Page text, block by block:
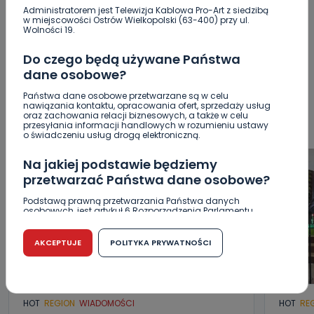
Administratorem jest Telewizja Kablowa Pro-Art z siedzibą
w miejscowości Ostrów Wielkopolski (63-400) przy ul.
Wolności 19.
Do czego będą używane Państwa
dane osobowe?
Państwa dane osobowe przetwarzane są w celu
nawiązania kontaktu, opracowania ofert, sprzedaży usług
oraz zachowania relacji biznesowych, a także w celu
przesyłania informacji handlowych w rozumieniu ustawy
o świadczeniu usług drogą elektroniczną.
Na jakiej podstawie będziemy
przetwarzać Państwa dane osobowe?
Podstawą prawną przetwarzania Państwa danych
osobowych, jest artykuł 6 Rozporządzenia Parlamentu
r. w sprawie ochrony osób fizycznych w związku z
przetwarzaniem danych osobowych w sprawie
swobodnego przepływu takich danych oraz uchylenia
dyrektywy 95/46/WE (RODO).
Czy jest możliwość cofnięcia zgody?
Podanie danych osobowych jest dobrowolne, nie jest
AKCEPTUJE POLITYKA PRYWATNOŚCI
WSZYSTKIE BEZPIECZEŃSTWO
CIEKAWOSTKI
KORONAWIRUS
KULTURA I ROZRYWKA LUDZIE
SYGNALE
OPINIE POLITYKA
ŚRODOWISKO
WASZE INFO
WSZYSTKICH ŚWIĘTYCH
WYWIADY
ZDROWIE
HOT REGION WIADOMOŚCI HOT